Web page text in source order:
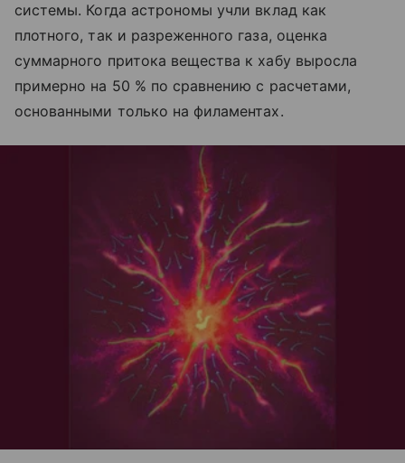
системы. Когда астрономы учли вклад как
плотного, так и разреженного газа, оценка
суммарного притока вещества к хабу выросла
примерно на 50 % по сравнению с расчетами,
основанными только на филаментах.